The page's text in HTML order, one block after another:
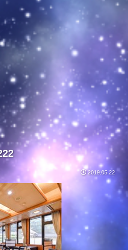
2019.05.22